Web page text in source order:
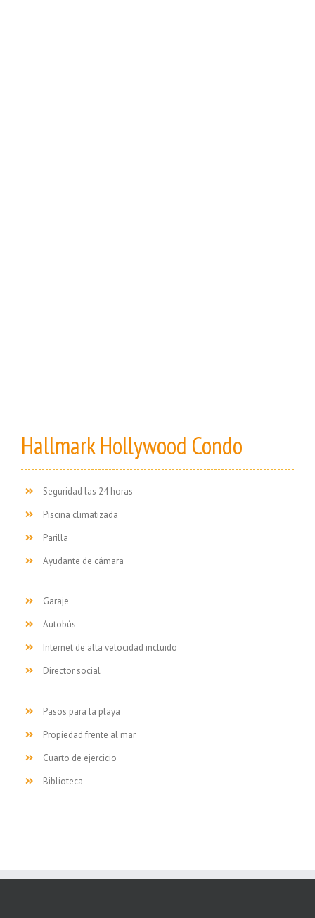
Hallmark Hollywood Condo
Seguridad las 24 horas
Piscina climatizada
Parilla
Ayudante de cámara
Garaje
Autobús
Internet de alta velocidad incluido
Director social
Pasos para la playa
Propiedad frente al mar
Cuarto de ejercicio
Biblioteca